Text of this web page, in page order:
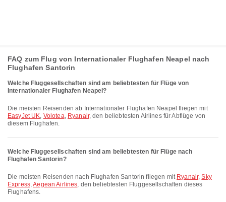
FAQ zum Flug von Internationaler Flughafen Neapel nach
Flughafen Santorin
Welche Fluggesellschaften sind am beliebtesten für Flüge von
Internationaler Flughafen Neapel?
Die meisten Reisenden ab Internationaler Flughafen Neapel fliegen mit
EasyJet UK, Volotea, Ryanair, den beliebtesten Airlines für Abflüge von
diesem Flughafen.
Welche Fluggesellschaften sind am beliebtesten für Flüge nach
Flughafen Santorin?
Die meisten Reisenden nach Flughafen Santorin fliegen mit Ryanair,Sky
Express,Aegean Airlines, den beliebtesten Fluggesellschaften dieses
Flughafens.